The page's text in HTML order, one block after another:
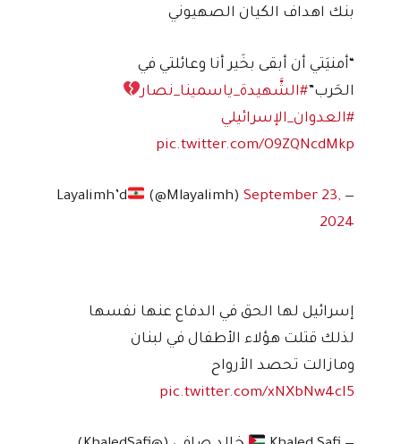
بنك اهداف الكيان الصهيوني
“أمنيَتي أن أبقى بخَير أنا وعائلتي في
الحَرب”#الشَّهيدة_ياسمينا_نصار
#العدوان_الإسرائيلي
pic.twitter.com/O9ZQNcdMkp
— Layalimh’d
(@Mlayalimh)September 23,
2024
إسرائيل لها الحق في الدفاع عنها نفسها
لذلك قتلت هؤلاء الأطفال في لبنان
ومازالت تحصد الأرواح
pic.twitter.com/xNXbNw4cI5